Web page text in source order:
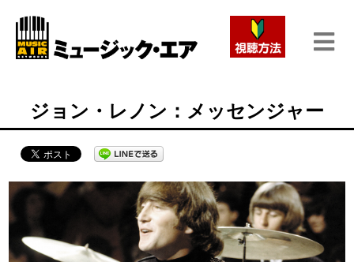
ジョン・レノン：メッセンジャー